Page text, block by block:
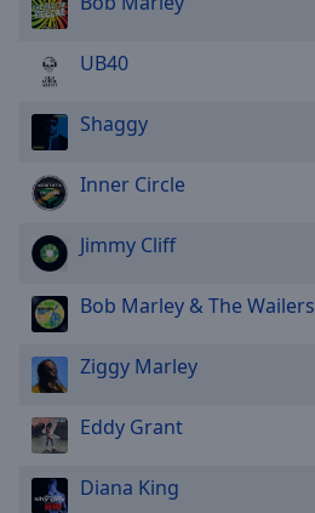
UB40
Shaggy
Inner Circle
Jimmy Cliff
Bob Marley & The Wailers
Ziggy Marley
Eddy Grant
Diana King